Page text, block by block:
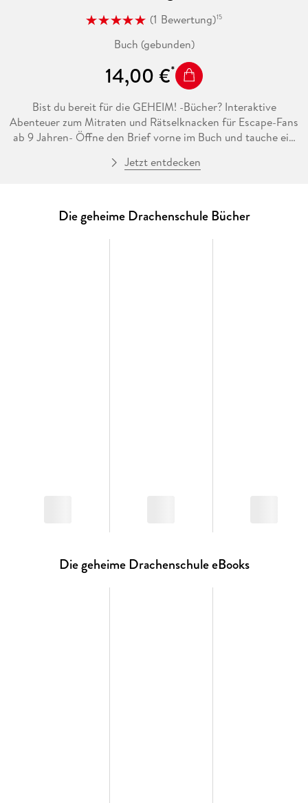
(1 Bewertung)15
Buch (gebunden)
14,00 €
Bist du bereit für die GEHEIM! -Bücher? Interaktive
Abenteuer zum Mitraten und Rätselknacken für Escape-Fans
ab 9 Jahren- Öffne den Brief vorne im Buch und tauche ein
jedes Kapitels- Keine Lust zu rätseln? Kein Problem! Nutze
% Nervenkitzel warten auf dich! Der älteste aller
Drachenreiter hat einen wichtigen Auftrag für Henry und
seine Freunde: Sie sollen sich auf die Suche nach der ewigen
Jetzt entdecken
Die geheime Drachenschule Bücher
Die geheime Drachenschule eBooks